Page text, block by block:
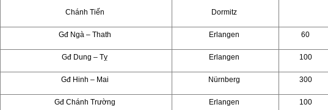
Chánh Tiến
Dormitz
Gđ Ngà – Thath Erlangen 60
Gđ Dung – Tỵ Erlangen 100
Gđ Hinh – Mai Nürnberg 300
Gđ Chánh Trường Erlangen 100